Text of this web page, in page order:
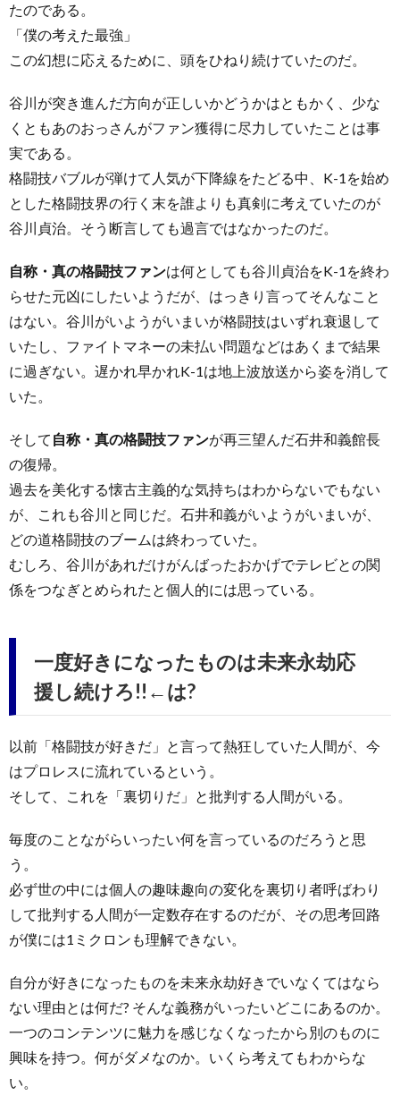
たのである。
「僕の考えた最強」
この幻想に応えるために、頭をひねり続けていたのだ。
谷川が突き進んだ方向が正しいかどうかはともかく、少な
くともあのおっさんがファン獲得に尽力していたことは事
実である。
格闘技バブルが弾けて人気が下降線をたどる中、K-1を始め
とした格闘技界の行く末を誰よりも真剣に考えていたのが
谷川貞治。そう断言しても過言ではなかったのだ。
自称・真の格闘技ファンは何としても谷川貞治をK-1を終わ
らせた元凶にしたいようだが、はっきり言ってそんなこと
はない。谷川がいようがいまいが格闘技はいずれ衰退して
いたし、ファイトマネーの未払い問題などはあくまで結果
に過ぎない。遅かれ早かれK-1は地上波放送から姿を消して
いた。
そして 自称・真の格闘技ファンが再三望んだ石井和義館長
の復帰。
過去を美化する懐古主義的な気持ちはわからないでもない
が、これも谷川と同じだ。石井和義がいようがいまいが、
どの道格闘技のブームは終わっていた。
むしろ、谷川があれだけがんばったおかげでテレビとの関
係をつなぎとめられたと個人的には思っている。
一度好きになったものは未来永劫応
援し続けろ!!←は?
以前「格闘技が好きだ」と言って熱狂していた人間が、今
はプロレスに流れているという。
そして、これを「裏切りだ」と批判する人間がいる。
毎度のことながらいったい何を言っているのだろうと思
う。
必ず世の中には個人の趣味趣向の変化を裏切り者呼ばわり
して批判する人間が一定数存在するのだが、その思考回路
が僕には1ミクロンも理解できない。
自分が好きになったものを未来永劫好きでいなくてはなら
ない理由とは何だ? そんな義務がいったいどこにあるのか。
一つのコンテンツに魅力を感じなくなったから別のものに
興味を持つ。何がダメなのか。いくら考えてもわからな
い。